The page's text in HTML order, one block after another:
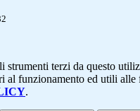
strumenti terzi da questo
al funzionamento ed utili
.